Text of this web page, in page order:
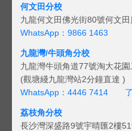
何文田分校
九龍何文田佛光街80號何文
WhatsApp：9866 1463
九龍灣/牛頭角分校
九龍灣牛頭角道77號淘大花
(觀塘綫九龍灣站2分鐘直達 )
WhatsApp：4446 7414
荔枝角分校
長沙灣深盛路9號宇晴匯2樓